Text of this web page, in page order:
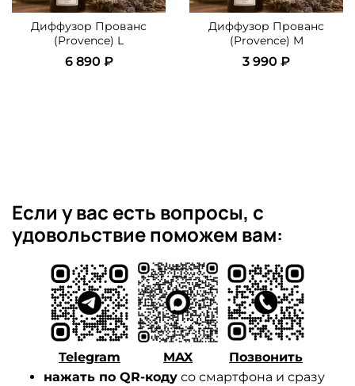
Диффузор Прованс
(Provence) L
6 890 ₽
Диффузор Прованс
(Provence) M
3 990 ₽
Если у вас есть вопросы, с
удовольствие поможем вам:
Telegram MAX
Позвонить
нажать по QR-коду со смартфона и сразу